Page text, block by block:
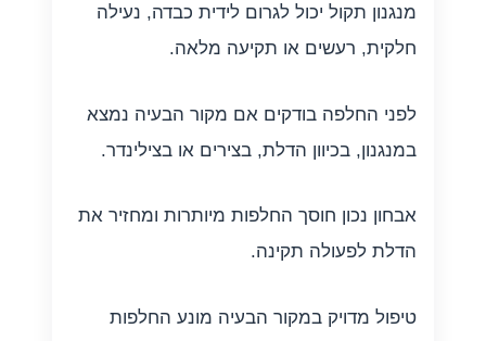
מנגנון תקול יכול לגרום לידית כבדה, נעילה
חלקית, רעשים או תקיעה מלאה.
לפני החלפה בודקים אם מקור הבעיה נמצא
במנגנון, בכיוון הדלת, בצירים או בצילינדר.
אבחון נכון חוסך החלפות מיותרות ומחזיר את
הדלת לפעולה תקינה.
טיפול מדויק במקור הבעיה מונע החלפות